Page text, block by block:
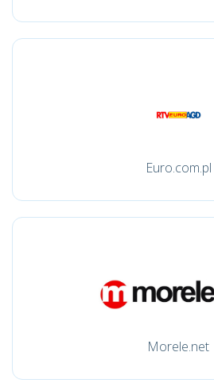
Euro.com.pl
Morele.net